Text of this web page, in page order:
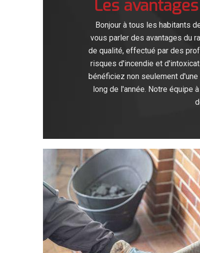
Les
Bonjour à tous les habitants
vous parler des avantages du
de qualité, effectué par des
risques d'incendie et
bénéficiez non seulement
long de l'année. Notre équipe